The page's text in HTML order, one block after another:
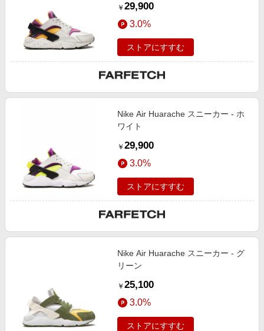
￥ 29,900
3.0%
ストアにすすむ
Nike Air Huarache スニーカー - ホ
ワイト
￥ 29,900
3.0%
ストアにすすむ
Nike Air Huarache スニーカー - グ
リーン
￥ 25,100
3.0%
ストアにすすむ